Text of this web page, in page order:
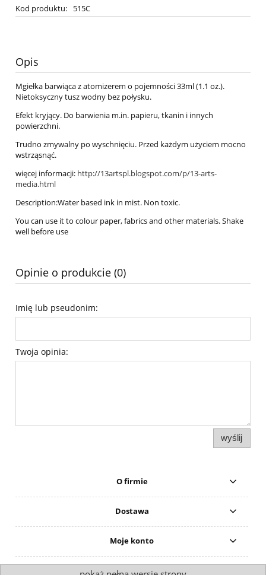
Kod produktu: 515C
Opis
Mgiełka barwiąca z atomizerem o pojemności 33ml (1.1 oz.).
Nietoksyczny tusz wodny bez połysku.
Efekt kryjący. Do barwienia m.in. papieru, tkanin i innych
powierzchni.
Trudno zmywalny po wyschnięciu. Przed każdym użyciem mocno
wstrząsnąć.
więcej informacji: http://13artspl.blogspot.com/p/13-arts-
media.html
Description:Water based ink in mist. Non toxic.
You can use it to colour paper, fabrics and other materials. Shake
well before use
Opinie o produkcie (0)
Imię lub pseudonim:
Twoja opinia:
wyślij
O firmie
Dostawa
Moje konto